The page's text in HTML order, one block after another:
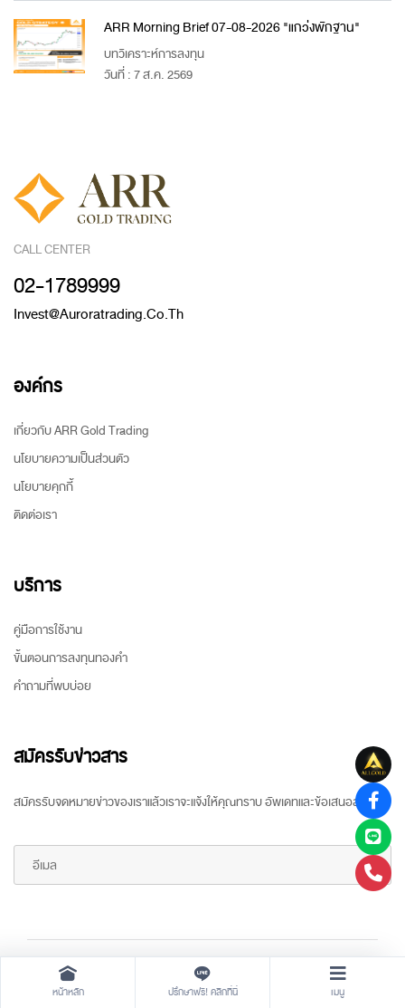
ARR Morning Brief 07-08-2026 "แกว่งพักฐาน"
บทวิเคราะห์การลงทุน
วันที่ : 7 ส.ค. 2569
CALL CENTER
02-1789999
Invest@auroratrading.co.th
องค์กร
เกี่ยวกับ ARR Gold Trading
นโยบายความเป็นส่วนตัว
นโยบายคุกกี้
ติดต่อเรา
บริการ
คู่มือการใช้งาน
ขั้นตอนการลงทุนทองคำ
คำถามที่พบบ่อย
สมัครรับข่าวสาร
สมัครรับจดหมายข่าวของเราแล้วเราจะแจ้งให้คุณทราบ อัพเดทและข้อเสนอล่าสุด
Copyright © 2026 All rights reserved ARR Gold Trading
หน้าหลัก ปรึกษาฟรี! คลิกที่นี่ เมนู